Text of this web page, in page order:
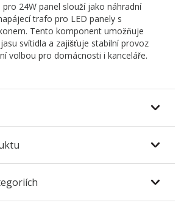
24W panel slouží jako náhradní
trafo pro LED panely s
Tento komponent umožňuje
svítidla a zajišťuje stabilní provoz
volbou pro domácnosti i kanceláře.